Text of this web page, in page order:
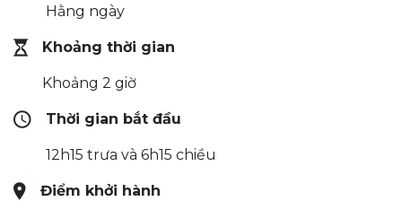
Hằng ngày
Khoảng thời gian
Khoảng 2 giờ
Thời gian bắt đầu
12h15 trưa và 6h15 chiều
Điểm khởi hành